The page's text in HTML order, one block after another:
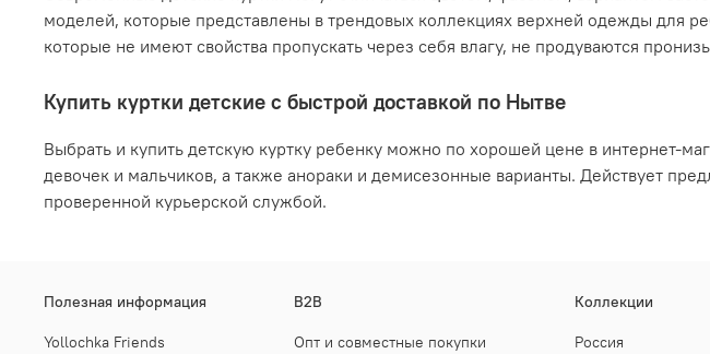
моделей, которые представлены в трендовых коллекциях верхней одежды для
которые не имеют свойства пропускать через себя влагу, не продуваются
Купить куртки детские с быстрой доставкой по Нытве
Выбрать и купить детскую куртку ребенку можно по хорошей цене в интернет-
девочек и мальчиков, а также анораки и демисезонные варианты. Действует
проверенной курьерской службой.
Полезная информация
Yollochka Friends
B2B
Опт и совместные покупки
Коллекции
Россия